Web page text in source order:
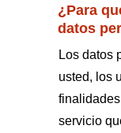
¿Para
datos
Los datos
usted, los
servicio